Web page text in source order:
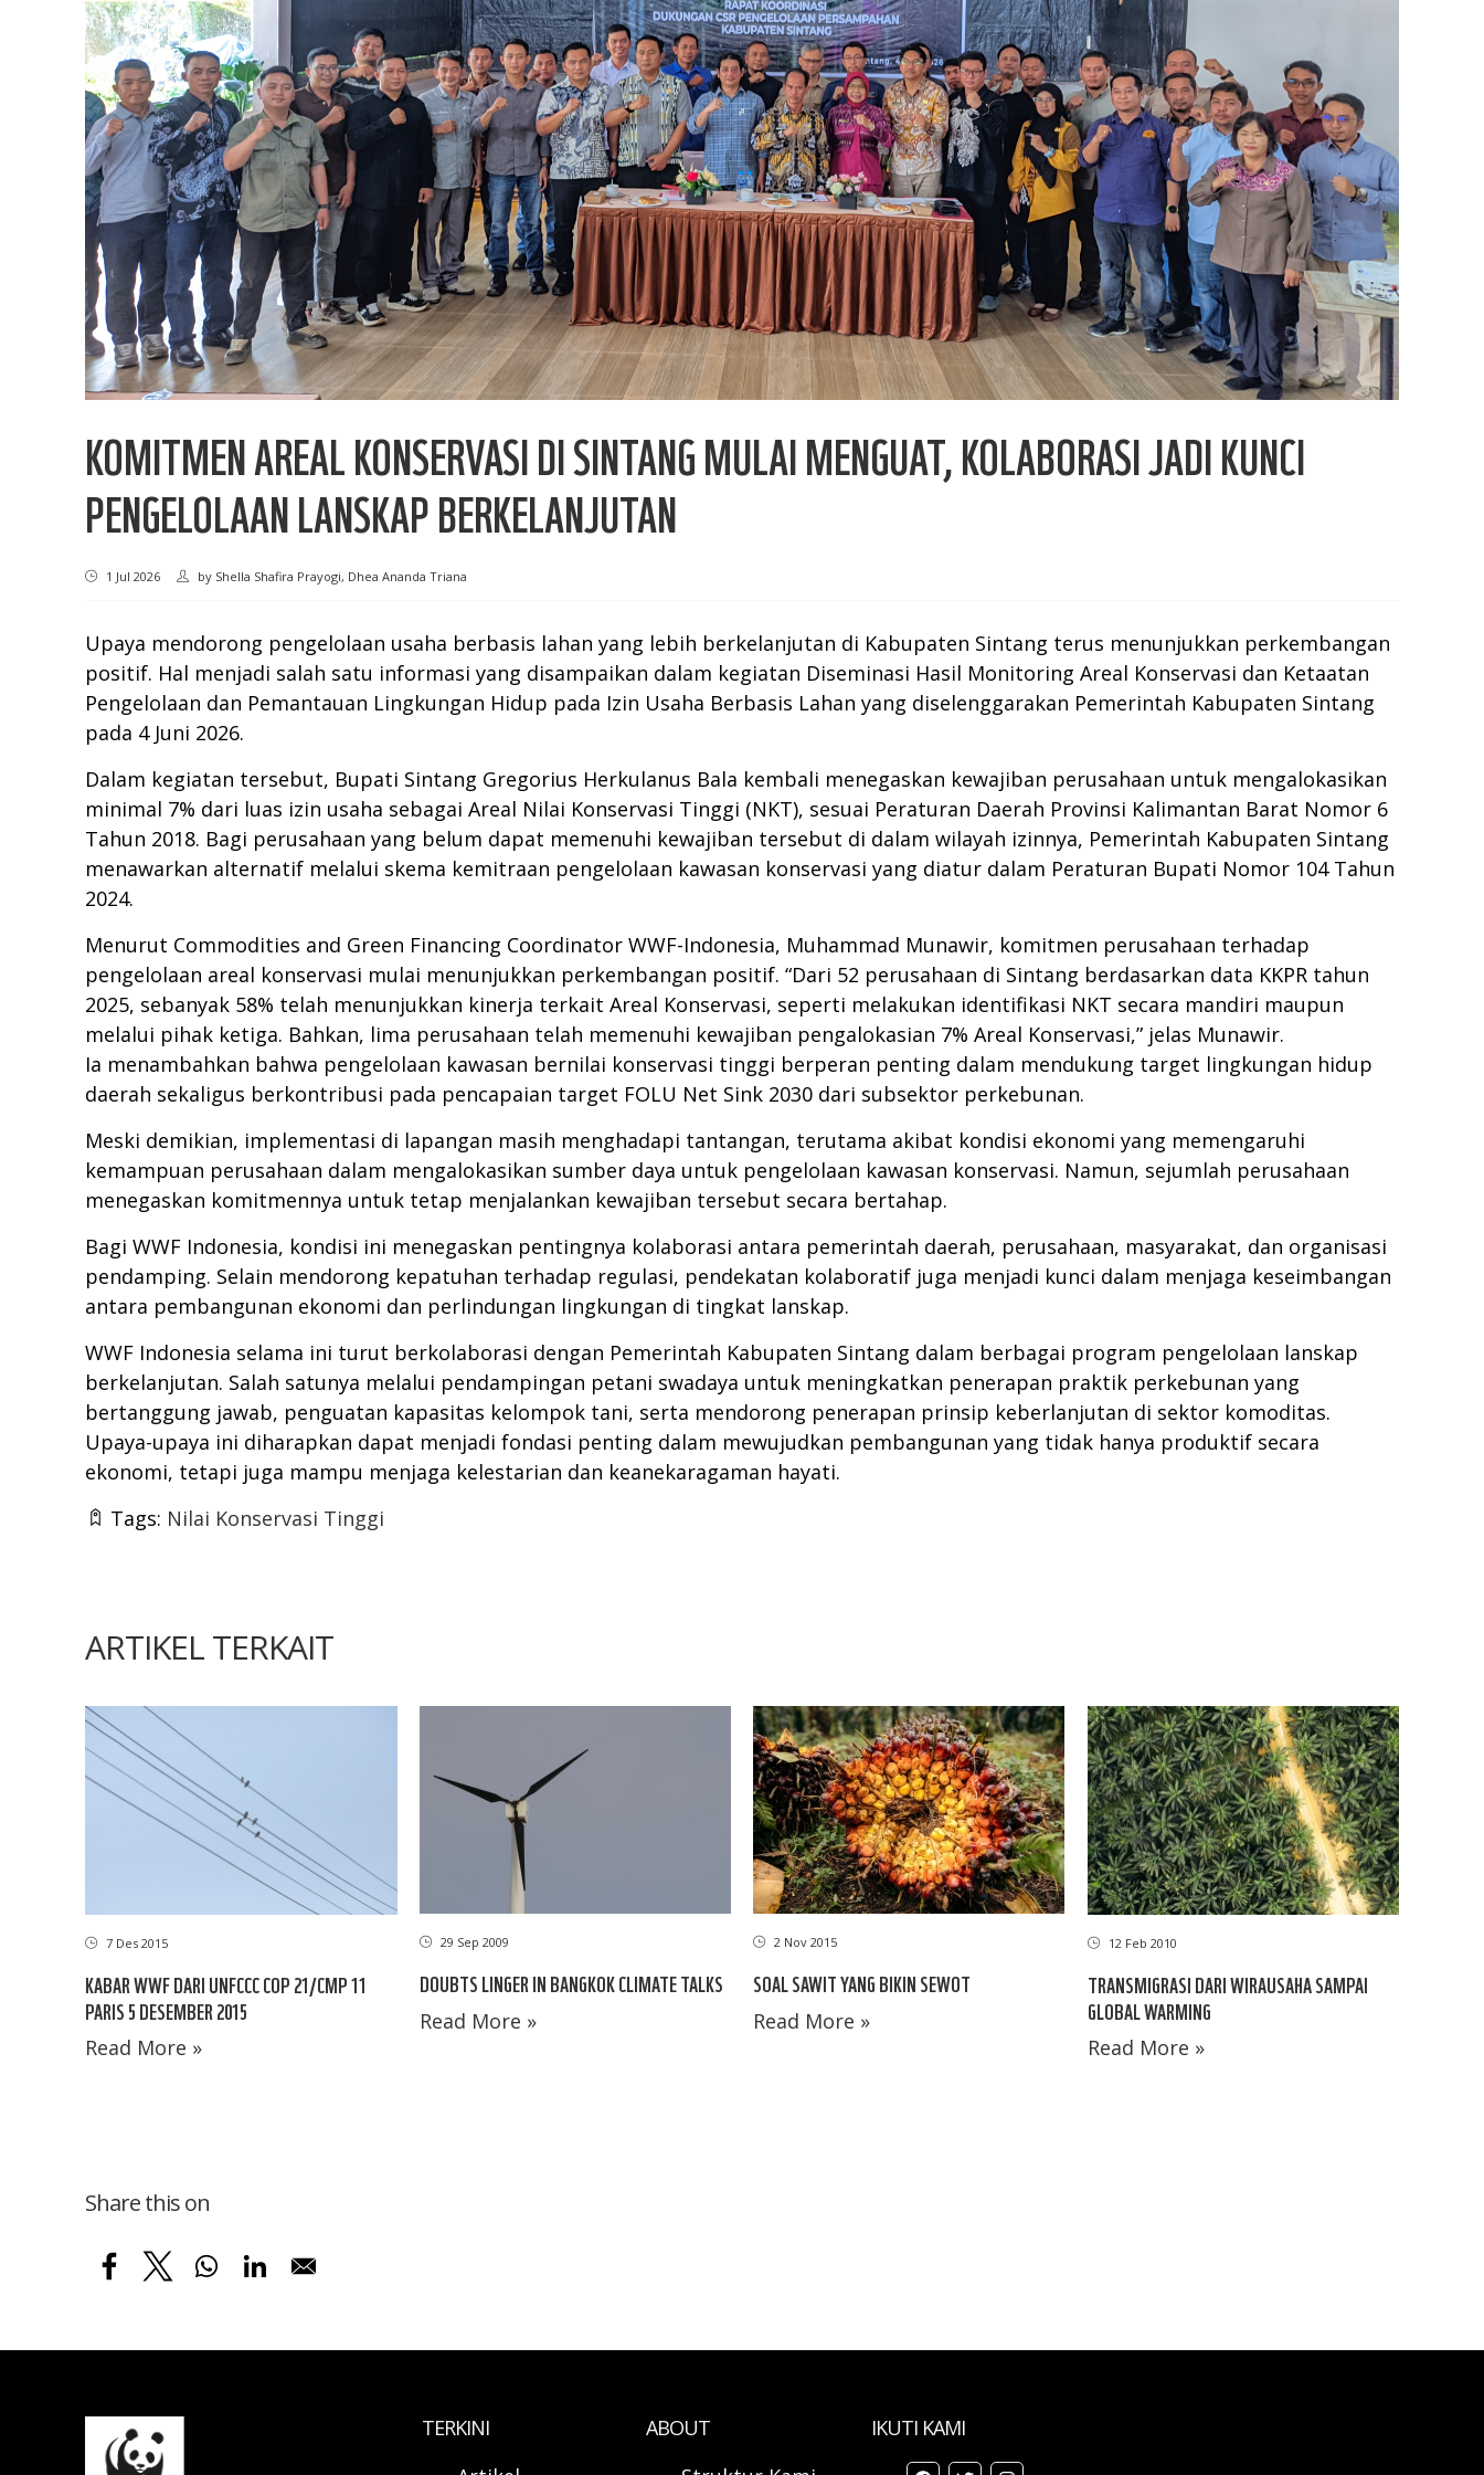
KOMITMEN AREAL KONSERVASI DI SINTANG MULAI MENGUAT, KOLABORASI JADI KUNCI
PENGELOLAAN LANSKAP BERKELANJUTAN
1 Jul 2026 by Shella Shafira Prayogi, Dhea Ananda Triana
Upaya mendorong pengelolaan usaha berbasis lahan yang lebih berkelanjutan di Kabupaten Sintang terus menunjukkan perkembangan
positif. Hal menjadi salah satu informasi yang disampaikan dalam kegiatan Diseminasi Hasil Monitoring Areal Konservasi dan Ketaatan
Pengelolaan dan Pemantauan Lingkungan Hidup pada Izin Usaha Berbasis Lahan yang diselenggarakan Pemerintah Kabupaten Sintang
pada 4 Juni 2026.
Dalam kegiatan tersebut, Bupati Sintang Gregorius Herkulanus Bala kembali menegaskan kewajiban perusahaan untuk mengalokasikan
minimal 7% dari luas izin usaha sebagai Areal Nilai Konservasi Tinggi (NKT), sesuai Peraturan Daerah Provinsi Kalimantan Barat Nomor 6
Tahun 2018. Bagi perusahaan yang belum dapat memenuhi kewajiban tersebut di dalam wilayah izinnya, Pemerintah Kabupaten Sintang
menawarkan alternatif melalui skema kemitraan pengelolaan kawasan konservasi yang diatur dalam Peraturan Bupati Nomor 104 Tahun
2024.
Menurut Commodities and Green Financing Coordinator WWF-Indonesia, Muhammad Munawir, komitmen perusahaan terhadap
pengelolaan areal konservasi mulai menunjukkan perkembangan positif. “Dari 52 perusahaan di Sintang berdasarkan data KKPR tahun
2025, sebanyak 58% telah menunjukkan kinerja terkait Areal Konservasi, seperti melakukan identifikasi NKT secara mandiri maupun
melalui pihak ketiga. Bahkan, lima perusahaan telah memenuhi kewajiban pengalokasian 7% Areal Konservasi,” jelas Munawir.
Ia menambahkan bahwa pengelolaan kawasan bernilai konservasi tinggi berperan penting dalam mendukung target lingkungan hidup
daerah sekaligus berkontribusi pada pencapaian target FOLU Net Sink 2030 dari subsektor perkebunan.
Meski demikian, implementasi di lapangan masih menghadapi tantangan, terutama akibat kondisi ekonomi yang memengaruhi
kemampuan perusahaan dalam mengalokasikan sumber daya untuk pengelolaan kawasan konservasi. Namun, sejumlah perusahaan
menegaskan komitmennya untuk tetap menjalankan kewajiban tersebut secara bertahap.
Bagi WWF Indonesia, kondisi ini menegaskan pentingnya kolaborasi antara pemerintah daerah, perusahaan, masyarakat, dan organisasi
pendamping. Selain mendorong kepatuhan terhadap regulasi, pendekatan kolaboratif juga menjadi kunci dalam menjaga keseimbangan
antara pembangunan ekonomi dan perlindungan lingkungan di tingkat lanskap.
WWF Indonesia selama ini turut berkolaborasi dengan Pemerintah Kabupaten Sintang dalam berbagai program pengelolaan lanskap
berkelanjutan. Salah satunya melalui pendampingan petani swadaya untuk meningkatkan penerapan praktik perkebunan yang
bertanggung jawab, penguatan kapasitas kelompok tani, serta mendorong penerapan prinsip keberlanjutan di sektor komoditas.
Upaya-upaya ini diharapkan dapat menjadi fondasi penting dalam mewujudkan pembangunan yang tidak hanya produktif secara
ekonomi, tetapi juga mampu menjaga kelestarian dan keanekaragaman hayati.
Tags: Nilai Konservasi Tinggi
ARTIKEL TERKAIT
7 Des 2015
KABAR WWF DARI UNFCCC COP 21/CMP 11
PARIS 5 DESEMBER 2015
Read More »
29 Sep 2009
DOUBTS LINGER IN BANGKOK CLIMATE TALKS
Read More »
2 Nov 2015
SOAL SAWIT YANG BIKIN SEWOT
Read More »
12 Feb 2010
TRANSMIGRASI DARI WIRAUSAHA SAMPAI
GLOBAL WARMING
Read More »
Share this on
TERKINI
ABOUT
IKUTI KAMI